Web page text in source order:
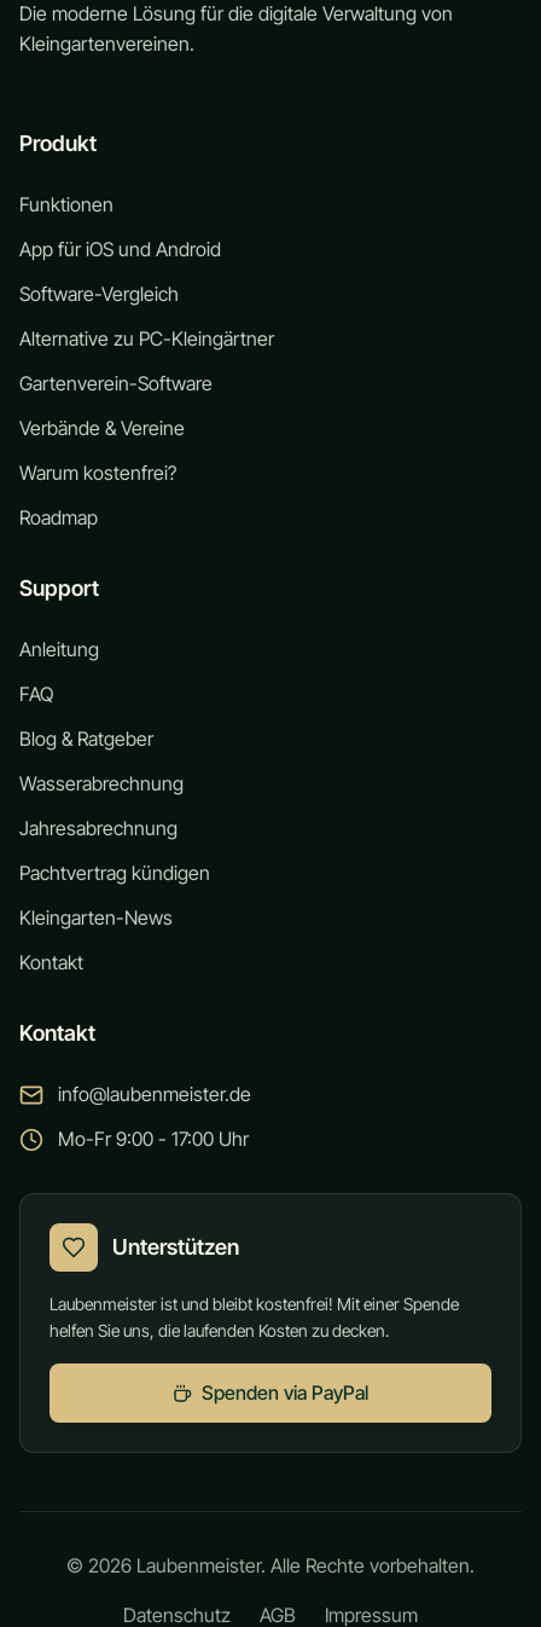
Die moderne Lösung für die digitale Verwaltung von
Kleingartenvereinen.
Produkt
Funktionen
App für iOS und Android
Software-Vergleich
Alternative zu PC-Kleingärtner
Gartenverein-Software
Verbände & Vereine
Warum kostenfrei?
Roadmap
Support
Anleitung
FAQ
Blog & Ratgeber
Wasserabrechnung
Jahresabrechnung
Pachtvertrag kündigen
Kleingarten-News
Kontakt
Kontakt
info@laubenmeister.de
Mo-Fr 9:00 - 17:00 Uhr
Unterstützen
Laubenmeister ist und bleibt kostenfrei! Mit einer Spende
helfen Sie uns, die laufenden Kosten zu decken.
Spenden via PayPal
© 2026 Laubenmeister. Alle Rechte vorbehalten.
Datenschutz AGB Impressum